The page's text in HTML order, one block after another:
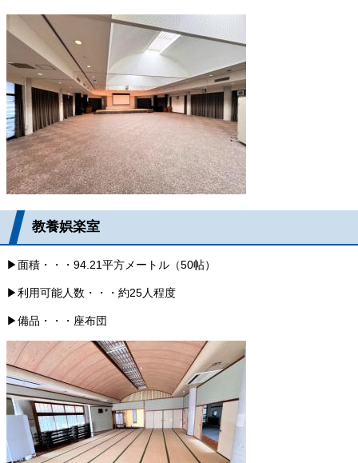
教養娯楽室
▶面積・・・94.21平方メートル（50帖）
▶利用可能人数・・・約25人程度
▶備品・・・座布団